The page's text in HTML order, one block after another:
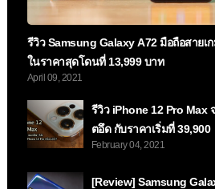
รีวิว Samsung Galaxy A72 มือถือสายเ
ในราคาสุดโดนที่ 13,999 บาท
April 09, 2021
รีวิว iPhone 12 Pro
ตอึด กับราคาเริ่มที่ 39,900
February 04, 2021
[Review] Samsung